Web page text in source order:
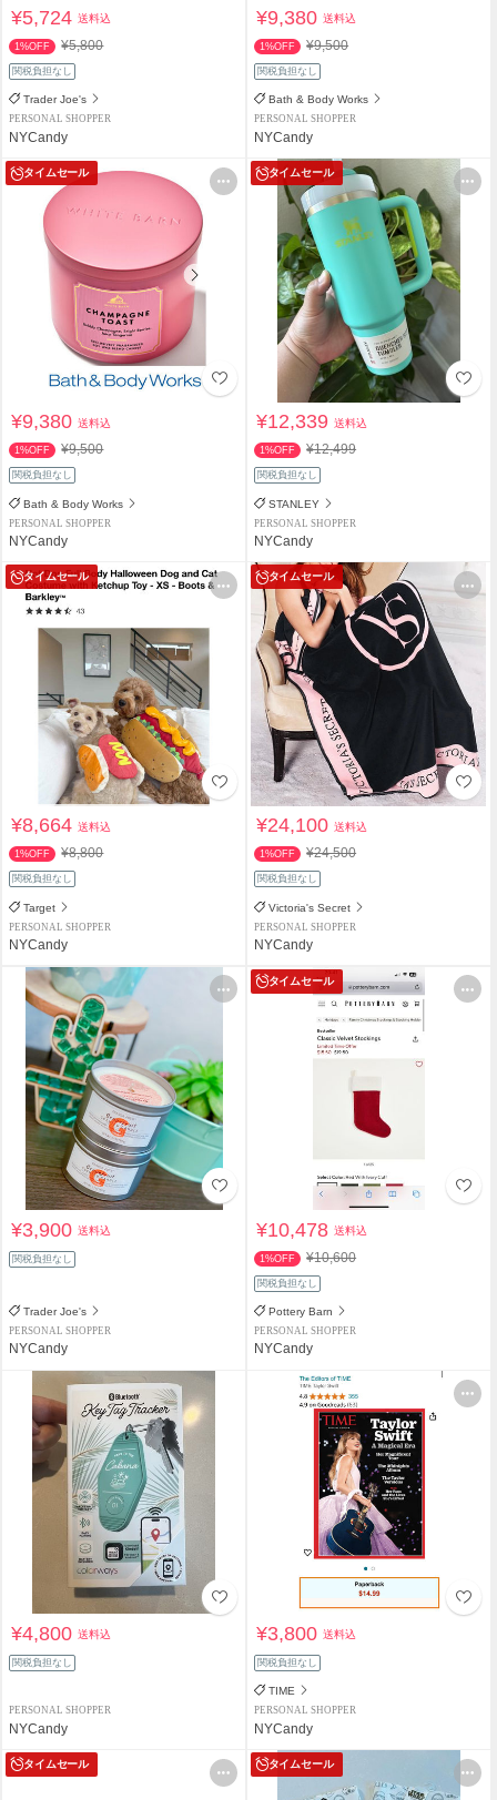
¥5,724送料込
1%OFF ¥5,800
関税負担なし
Trader Joe's
PERSONAL SHOPPER
NYCandy
¥9,380送料込
1%OFF ¥9,500
関税負担なし
Bath & Body Works
PERSONAL SHOPPER
NYCandy
タイムセール
¥9,380送料込
1%OFF ¥9,500
関税負担なし
Bath & Body Works
PERSONAL SHOPPER
NYCandy
タイムセール
¥12,339送料込
1%OFF ¥12,499
関税負担なし
STANLEY
PERSONAL SHOPPER
NYCandy
タイムセール
¥8,664送料込
1%OFF ¥8,800
関税負担なし
Target
PERSONAL SHOPPER
NYCandy
タイムセール
¥24,100送料込
1%OFF ¥24,500
関税負担なし
Victoria's Secret
PERSONAL SHOPPER
NYCandy
¥3,900送料込
関税負担なし
Trader Joe's
PERSONAL SHOPPER
NYCandy
タイムセール
¥10,478送料込
1%OFF ¥10,600
関税負担なし
Pottery Barn
PERSONAL SHOPPER
NYCandy
¥4,800送料込
関税負担なし
PERSONAL SHOPPER
NYCandy
¥3,800送料込
関税負担なし
TIME
PERSONAL SHOPPER
NYCandy
タイムセール タイムセール